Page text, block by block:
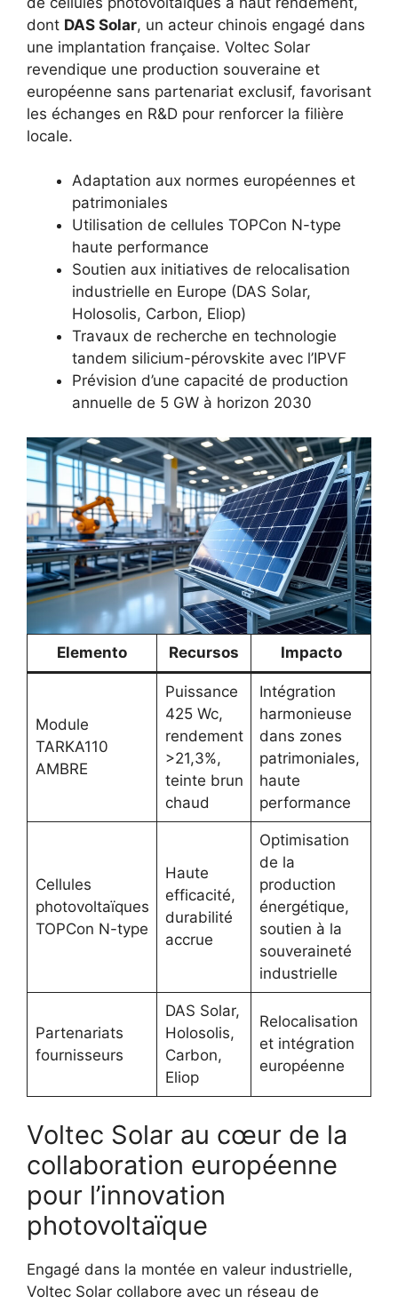
dont DAS Solar, un acteur chinois engagé dans
une implantation française. Voltec Solar
revendique une production souveraine et
européenne sans partenariat exclusif, favorisant
les échanges en R&D pour renforcer la filière
locale.
Adaptation aux normes européennes et
patrimoniales
Utilisation de cellules TOPCon N-type
haute performance
Soutien aux initiatives de relocalisation
industrielle en Europe (DAS Solar,
Holosolis, Carbon, Eliop)
Travaux de recherche en technologie
tandem silicium-pérovskite avec l’IPVF
Prévision d’une capacité de production
annuelle de 5 GW à horizon 2030
Elemento Recursos Impacto
Module
TARKA110
AMBRE
Puissance
425 Wc,
rendement
>21,3%,
teinte brun
chaud
Intégration
harmonieuse
dans zones
patrimoniales,
haute
performance
Cellules
photovoltaïques
TOPCon N-type
Haute
efficacité,
durabilité
accrue
Optimisation
de la
production
énergétique,
soutien à la
souveraineté
industrielle
Partenariats
fournisseurs
DAS Solar,
Holosolis,
Carbon,
Eliop
Relocalisation
et intégration
européenne
Voltec Solar au cœur de la
collaboration européenne
pour l’innovation
photovoltaïque
Engagé dans la montée en valeur industrielle,
Voltec Solar collabore avec un réseau de